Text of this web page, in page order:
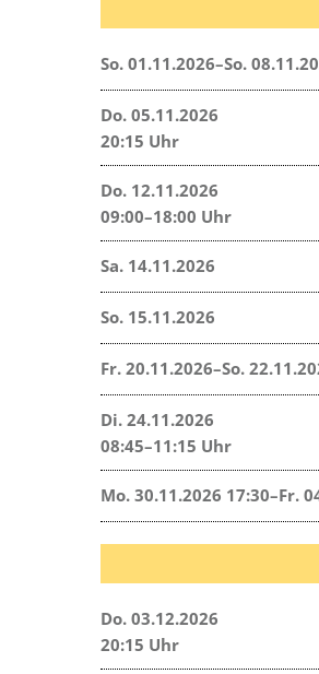
So. 01.11.2026–So.
Do. 05.11.2026
20:15 Uhr
Do. 12.11.2026
09:00–18:00 Uhr
Sa. 14.11.2026
So. 15.11.2026
Fr. 20.11.2026–So.
Di. 24.11.2026
08:45–11:15 Uhr
Mo. 30.11.2026 17:30–Fr.
Do. 03.12.2026
20:15 Uhr